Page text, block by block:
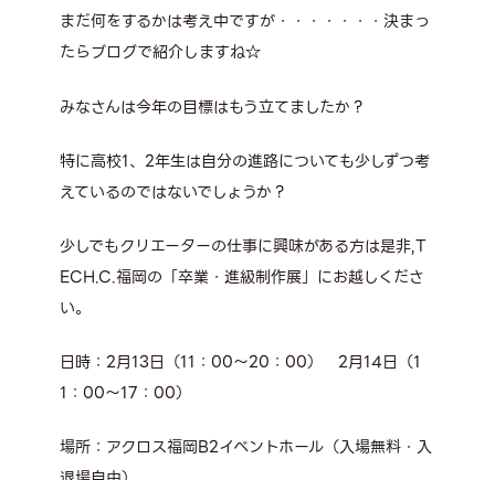
まだ何をするかは考え中ですが・・・・・・・決まっ
たらブログで紹介しますね☆
みなさんは今年の目標はもう立てましたか？
特に高校1、2年生は自分の進路についても少しずつ考
えているのではないでしょうか？
少しでもクリエーターの仕事に興味がある方は是非,T
ECH.C.福岡の「卒業・進級制作展」にお越しくださ
い。
日時：2月13日（11：00～20：00） 2月14日（1
1：00～17：00）
場所：アクロス福岡B2イベントホール（入場無料・入